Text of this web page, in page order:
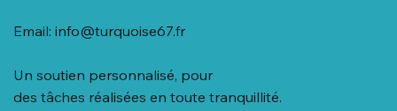
Email:info@turquoise67.fr
Un soutien personnalisé, pour
des tâches réalisées en toute tranquillité.